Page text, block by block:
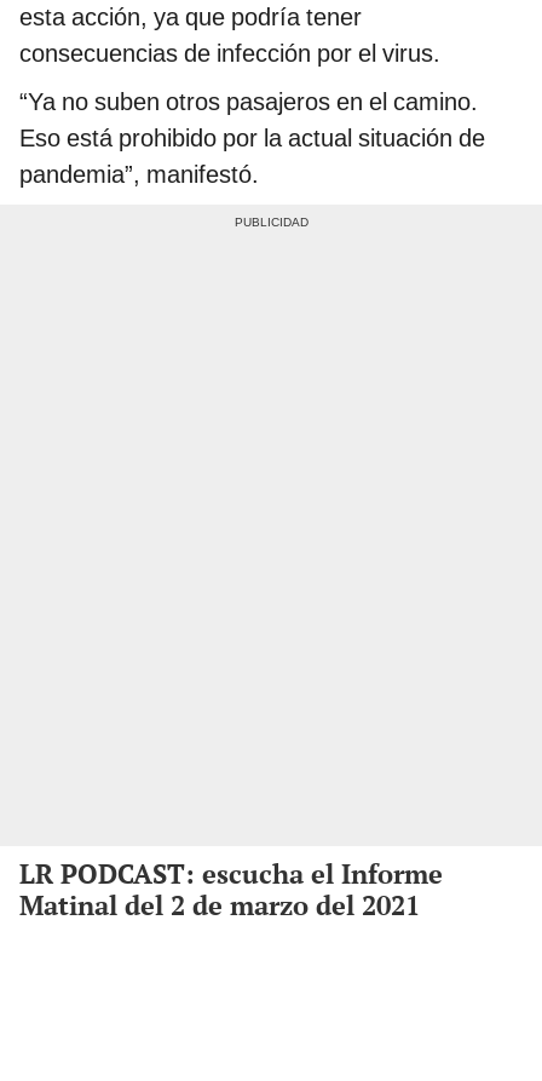
esta acción, ya que podría tener
consecuencias de infección por el virus.
“Ya no suben otros pasajeros en el camino.
Eso está prohibido por la actual situación de
pandemia”, manifestó.
LR PODCAST: escucha el Informe
Matinal del 2 de marzo del 2021